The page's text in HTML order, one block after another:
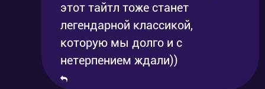
этот тайтл тоже станет
легендарной классикой,
которую мы долго и с
нетерпением ждали))